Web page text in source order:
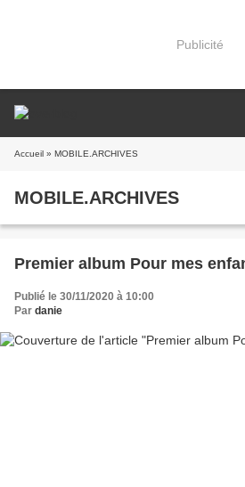
Publicité
Accueil » MOBILE.ARCHIVES
MOBILE.ARCHIVES
Premier album Pour mes
Publié le 30/11/2020 à 10:00
Par danie